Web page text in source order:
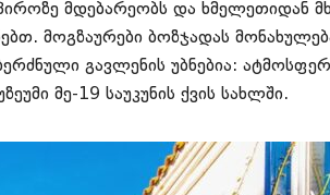
მდებარეობს და ხმელეთიდან
მოგზაურები ბოზჯადას
გავლენის უბნებია:
მე-19 საუკუნის ქვის სახლში.